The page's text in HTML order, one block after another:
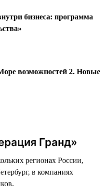
бизнеса: программа
возможностей 2. Новые
Гранд»
регионах России,
в компаниях